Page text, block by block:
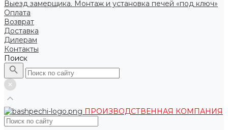
Выезд замерщика. Монтаж и установка печей «под ключ»
Оплата
Возврат
Доставка
Дилерам
Контакты
Поиск
ПРОИЗВОДСТВЕННАЯ КОМПАНИЯ